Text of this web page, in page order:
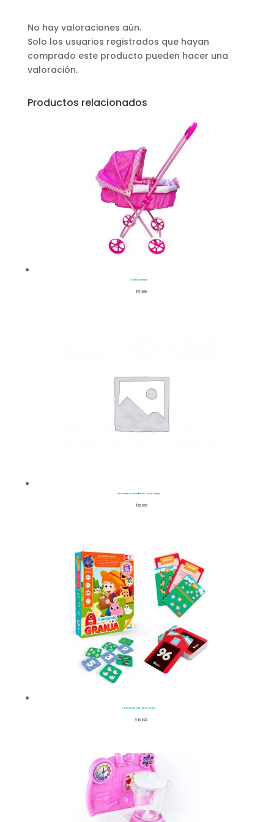
No hay valoraciones aún.
Solo los usuarios registrados que hayan
comprado este producto pueden hacer una
valoración.
Productos relacionados
Coche Moises
$73.500
Didactico Enhebrar La Granja
$23.500
Contando En Mi Granja
$45.900